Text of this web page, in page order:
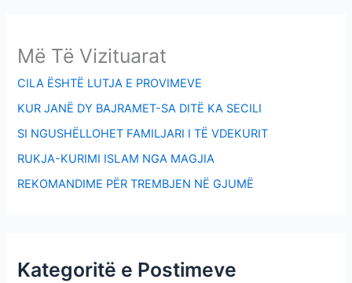
Më Të Vizituarat
CILA ËSHTË LUTJA E PROVIMEVE
KUR JANË DY BAJRAMET-SA DITË KA SECILI
SI NGUSHËLLOHET FAMILJARI I TË VDEKURIT
RUKJA-KURIMI ISLAM NGA MAGJIA
REKOMANDIME PËR TREMBJEN NË GJUMË
Kategoritë e Postimeve